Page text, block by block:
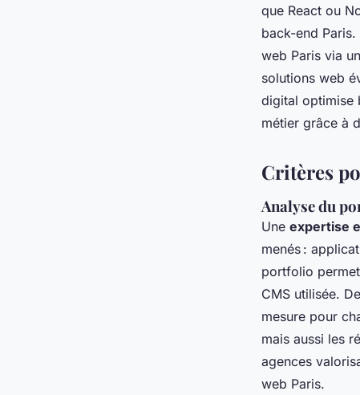
que React ou
back-end
web Paris via
solutions web
digital optimise
métier grâce à
Critères
Analyse du
Une expertise
menés :
portfolio
CMS utilisée.
mesure pour
mais aussi les
agences
web Paris.